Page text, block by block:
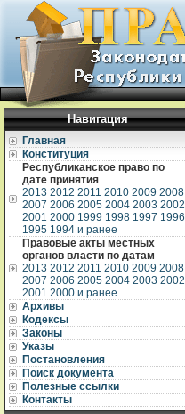
Навигация
Главная
Конституция
Республиканское право по
дате принятия
2013 2012 2011 2010 2009 2008
2007 2006 2005 2004 2003 2002
2001 2000 1999 1998 1997 1996
1995 1994 и ранее
Правовые акты местных
органов власти по датам
2013 2012 2011 2010 2009 2008
2007 2006 2005 2004 2003 2002
2001 2000 и ранее
Архивы
Кодексы
Законы
Указы
Постановления
Поиск документа
Полезные ссылки
Контакты